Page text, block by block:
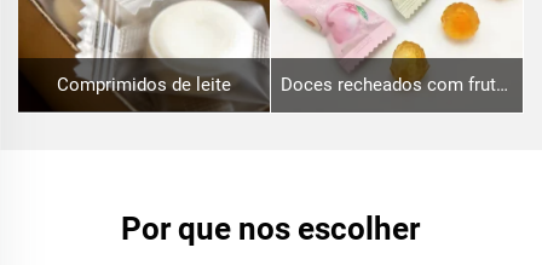
Comprimidos de leite Doces recheados com frutas
Por que nos escolher